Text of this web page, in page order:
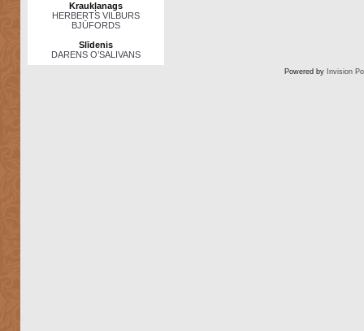
Kraukļanags
HERBERTS VILBURS
BJŪFORDS
Slīdenis
DARENS O’SALIVANS
Powered by Invision